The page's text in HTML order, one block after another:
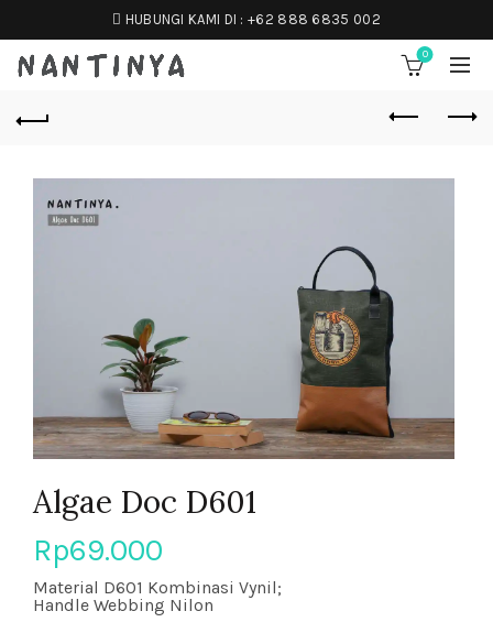
HUBUNGI KAMI DI :+62 888 6835 002
0
Algae Doc D601
Rp69.000
Material D601 Kombinasi Vynil;
Handle Webbing Nilon